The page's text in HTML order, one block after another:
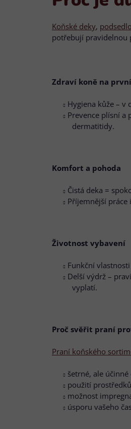
Koňské deky,
potřebují pravidelnou
Zdraví koně na
Hygiena kůže – v
Prevence plísní
dermatitidy.
Komfort a pohoda
Čistá deka =
Příjemnější práce
Životnost vybavení
Funkční
Delší výdrž –
vyplatí.
Proč svěřit praní
Praní koňského
šetrné, ale
použití
možnost
úsporu vašeho